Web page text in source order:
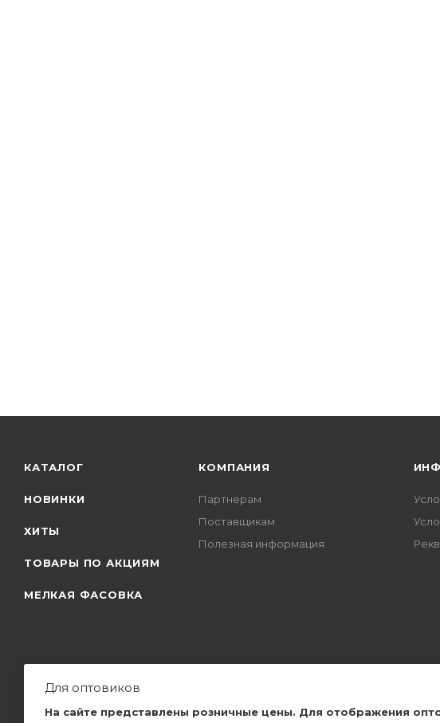
КАТАЛОГ
НОВИНКИ
ХИТЫ
ТОВАРЫ ПО АКЦИЯМ
МЕЛКАЯ ФАСОВКА
КОМПАНИЯ
Партнерам
Поставщикам
Полезная информация
Для оптовиков
На сайте представлены розничные цены. Для отображения